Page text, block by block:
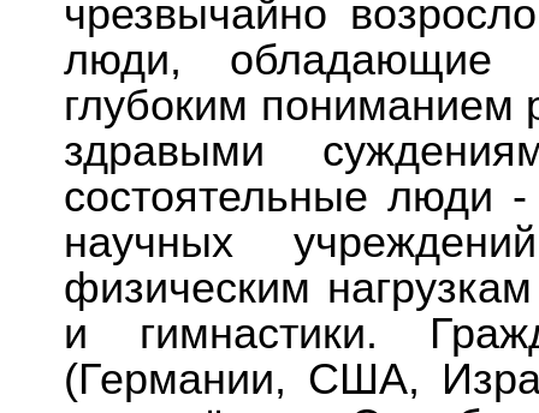
чрезвычайно
люди, обладающие
глубоким пониманием
здравыми
состоятельные люди
научных
физическим
и гимнастики.
(Германии, США,